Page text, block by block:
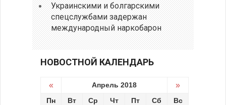
Украинскими и болгарскими
спецслужбами задержан
международный наркобарон
НОВОСТНОЙ КАЛЕНДАРЬ
« Апрель 2018 »
Пн Вт Ср Чт Пт Сб Вс